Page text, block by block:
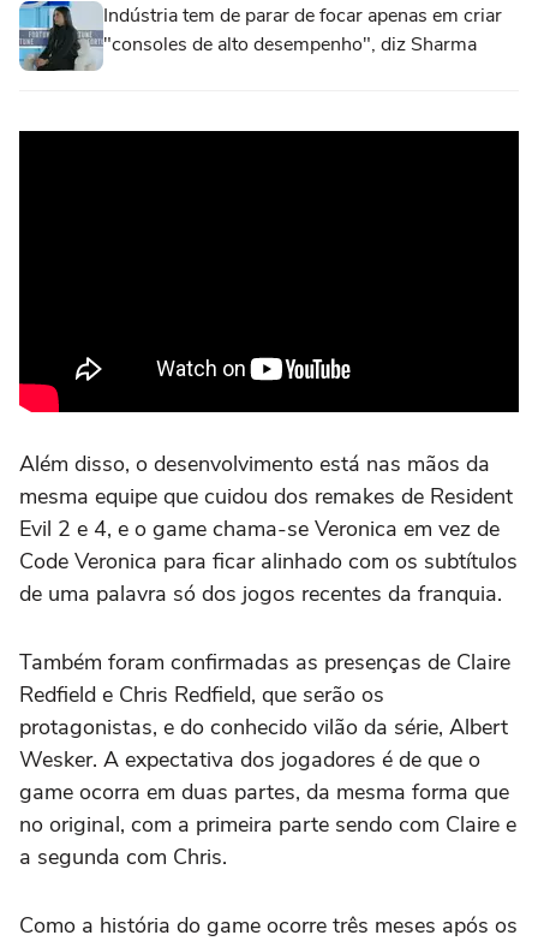
Indústria tem de parar de focar apenas em criar
"consoles de alto desempenho", diz Sharma
Além disso, o desenvolvimento está nas mãos da
mesma equipe que cuidou dos remakes de Resident
Evil 2 e 4, e o game chama-se Veronica em vez de
Code Veronica para ficar alinhado com os subtítulos
de uma palavra só dos jogos recentes da franquia.
Também foram confirmadas as presenças de Claire
Redfield e Chris Redfield, que serão os
protagonistas, e do conhecido vilão da série, Albert
Wesker. A expectativa dos jogadores é de que o
game ocorra em duas partes, da mesma forma que
no original, com a primeira parte sendo com Claire e
a segunda com Chris.
Como a história do game ocorre três meses após os